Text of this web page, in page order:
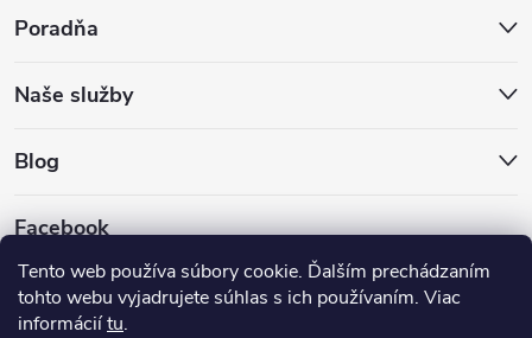
Tento web používa súbory cookie. Ďalším prechádzaním
tohto webu vyjadrujete súhlas s ich používaním. Viac
informáciítu.
Poradňa
Naše služby
Blog
Facebook